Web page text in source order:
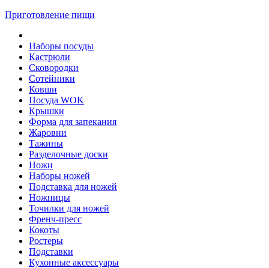
Приготовление пищи
Наборы посуды
Кастрюли
Сковородки
Сотейники
Ковши
Посуда WOK
Крышки
Форма для запекания
Жаровни
Тажины
Разделочные доски
Ножи
Наборы ножей
Подставка для ножей
Ножницы
Точилки для ножей
Френч-пресс
Кокоты
Ростеры
Подставки
Кухонные аксессуары